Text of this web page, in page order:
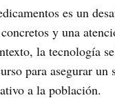
es un
y una
la tecnología
para asegurar un
a la población.